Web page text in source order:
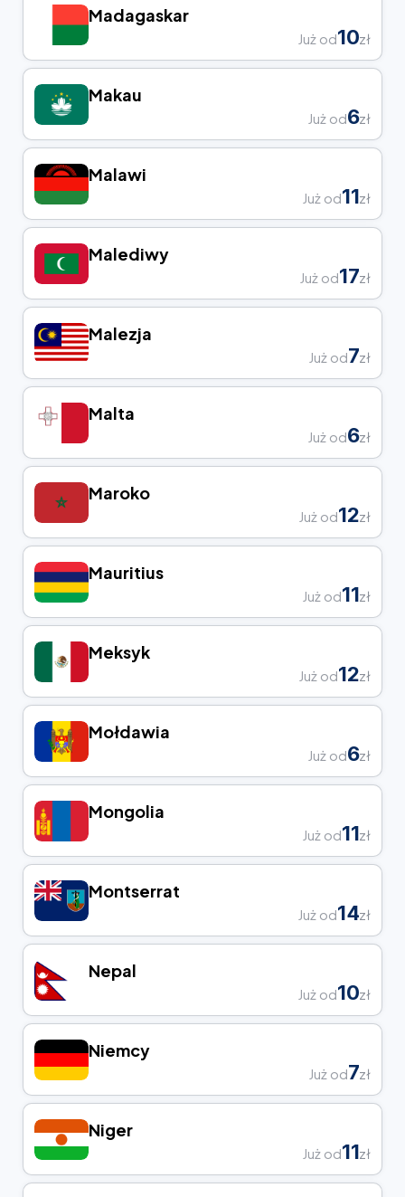
Madagaskar
Już od10zł
Makau
Już od6zł
Malawi
Już od11zł
Malediwy
Już od17zł
Malezja
Już od7zł
Malta
Już od6zł
Maroko
Już od12zł
Mauritius
Już od11zł
Meksyk
Już od12zł
Mołdawia
Już od6zł
Mongolia
Już od11zł
Montserrat
Już od14zł
Nepal
Już od10zł
Niemcy
Już od7zł
Niger
Już od11zł